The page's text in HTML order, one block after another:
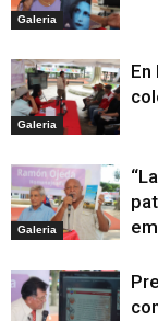
Galeria
Galeria
En
Galeria